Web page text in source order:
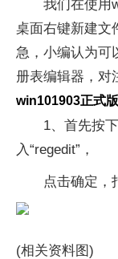
我们在使用
桌面右键新建文
急，小编认为可
册表编辑器，对
win101903正式
1、首先按
入“regedit”，
点击确定，
(相关资料图)